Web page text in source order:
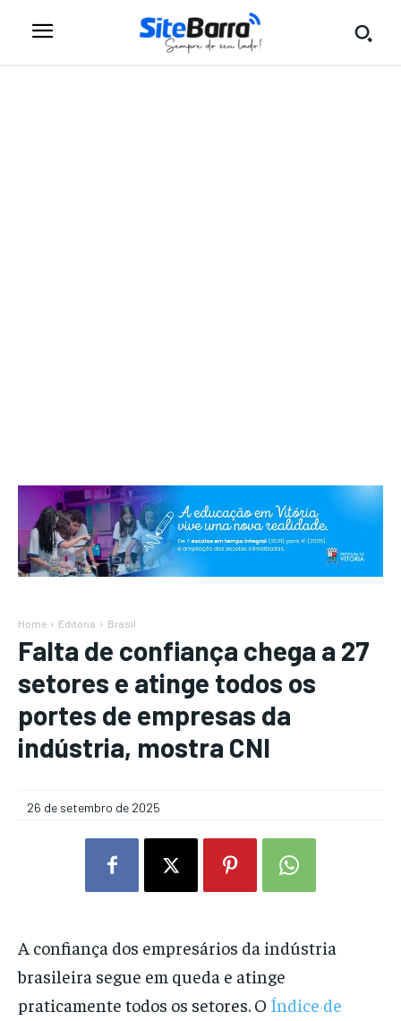
Home Editoria Brasil
Falta de confiança chega a 27
setores e atinge todos os
portes de empresas da
indústria, mostra CNI
26 de setembro de 2025
A confiança dos empresários da indústria
brasileira segue em queda e atinge
praticamente todos os setores. O Índice de